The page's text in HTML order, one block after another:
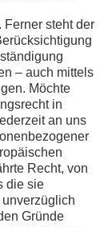
steht der
– auch mittels
Möchte
in
an uns
Recht, von
die sie
Gründe